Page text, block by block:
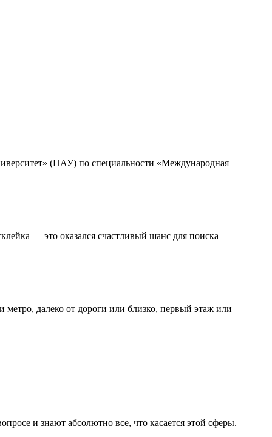
(НАУ) по специальности «Международная
— это оказался счастливый шанс для поиска
метро, далеко от дороги или близко, первый этаж или
и знают абсолютно все, что касается этой сферы.